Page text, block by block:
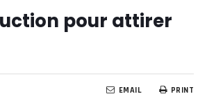
pour attirer
PRINT
EMAIL